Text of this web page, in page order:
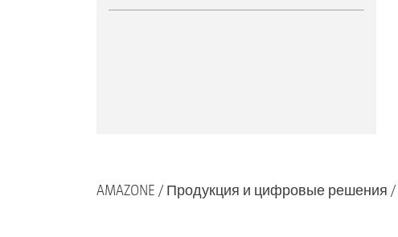
AMAZONE Продукция и цифровые решения